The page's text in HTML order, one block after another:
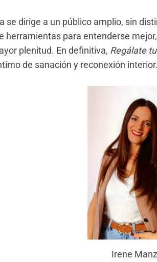
se dirige a un público amplio, sin
herramientas para entenderse
plenitud. En definitiva, Regálate
de sanación y reconexión interior.
Irene